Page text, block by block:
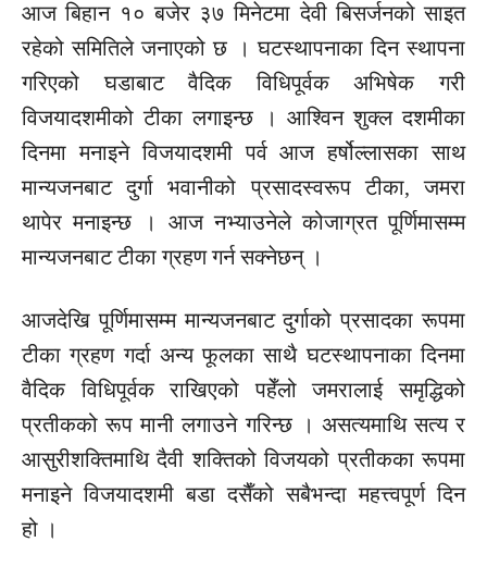
आज बिहान १० बजेर ३७ मिनेटमा देवी बिसर्जनको साइत
रहेको समितिले जनाएको छ । घटस्थापनाका दिन स्थापना
गरिएको घडाबाट वैदिक विधिपूर्वक अभिषेक गरी
विजयादशमीको टीका लगाइन्छ । आश्विन शुक्ल दशमीका
दिनमा मनाइने विजयादशमी पर्व आज हर्षोल्लासका साथ
मान्यजनबाट दुर्गा भवानीको प्रसादस्वरूप टीका, जमरा
थापेर मनाइन्छ । आज नभ्याउनेले कोजाग्रत पूर्णिमासम्म
मान्यजनबाट टीका ग्रहण गर्न सक्नेछन् ।
आजदेखि पूर्णिमासम्म मान्यजनबाट दुर्गाको प्रसादका रूपमा
टीका ग्रहण गर्दा अन्य फूलका साथै घटस्थापनाका दिनमा
वैदिक विधिपूर्वक राखिएको पहेँलो जमरालाई समृद्धिको
प्रतीकको रूप मानी लगाउने गरिन्छ । असत्यमाथि सत्य र
आसुरीशक्तिमाथि दैवी शक्तिको विजयको प्रतीकका रूपमा
मनाइने विजयादशमी बडा दसैँको सबैभन्दा महत्त्वपूर्ण दिन
हो ।